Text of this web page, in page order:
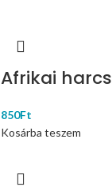
Afrikai
850Ft
Kosárba teszem